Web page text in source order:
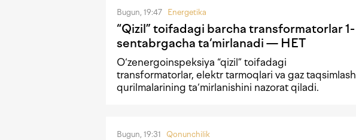
Bugun, 19:47 Energetika
“Qizil” toifadagi barcha transformatorlar 1-
sentabrgacha ta‘mirlanadi — HET
O‘zenergoinspeksiya “qizil” toifadagi
transformatorlar, elektr tarmoqlari va gaz taqsimlash
qurilmalarining ta‘mirlanishini nazorat qiladi.
Bugun, 19:31 Qonunchilik